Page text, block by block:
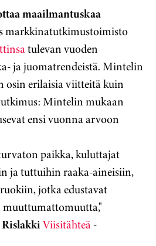
maailmantuskaa
markkinatutkimustoimisto
tulevan vuoden
ja juomatrendeistä. Mintelin
erilaisia viitteitä kuin
Mintelin mukaan
ensi vuonna arvoon
paikka, kuluttajat
ja tuttuihin raaka-aineisiin,
jotka edustavat
Viisitähteä-